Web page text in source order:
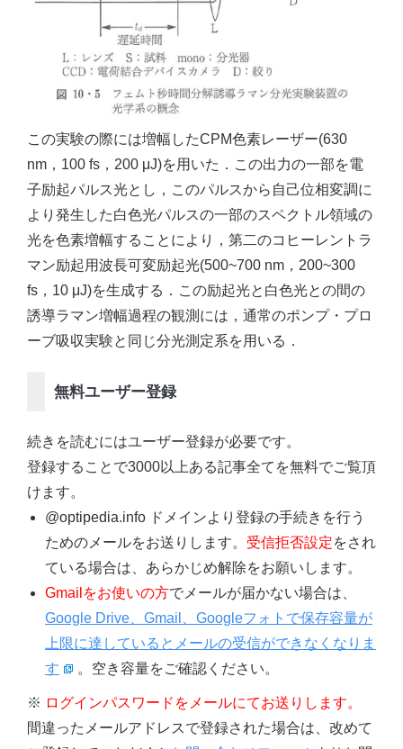
この実験の際には増幅したCPM色素レーザー(630
nm，100 fs，200 μJ)を用いた．この出力の一部を電
子励起パルス光とし，このパルスから自己位相変調に
より発生した白色光パルスの一部のスペクトル領域の
光を色素増幅することにより，第二のコヒーレントラ
マン励起用波長可変励起光(500~700 nm，200~300
fs，10 μJ)を生成する．この励起光と白色光との間の
誘導ラマン増幅過程の観測には，通常のポンプ・プロ
ーブ吸収実験と同じ分光測定系を用いる．
無料ユーザー登録
続きを読むにはユーザー登録が必要です。
登録することで3000以上ある記事全てを無料でご覧頂
けます。
@optipedia.info ドメインより登録の手続きを行う
ためのメールをお送りします。 受信拒否設定をされ
ている場合は、あらかじめ解除をお願いします。
Gmailをお使いの方でメールが届かない場合は、
Google Drive、Gmail、Googleフォトで保存容量が
上限に達しているとメールの受信ができなくなりま
す
。空き容量をご確認ください。
※ ログインパスワードをメールにてお送りします。
間違ったメールアドレスで登録された場合は、改めて